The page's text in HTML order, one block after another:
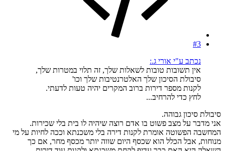
#3
נכתב ע"י אורי ג.:
אין תשובות טובות לשאלות שלך, זה תלוי במטרות שלך,
סיבולת הסיכון שלך האלטרנטיבות שלך וכו'
לקנות מספר דירות ברוב המקרים יהיה טעות לדעתי.
לחץ כדי להרחיב...
סיבולת סיכון גבוהה.
אני מדבר על מצב פשוט בו אדם רוצה שיהיה לו בית בלי שכירות.
המחשבה הפשוטה אומרת לקנות דירה בלי משכנתא וככה לחיות על מי
מנוחות, אבל הכלל הוא שכסף היום שווה יותר מכסף מחר, אם כך